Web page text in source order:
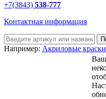
+7(3843) 538-777
Контактная информация
Например: Акриловые краски
Ваш